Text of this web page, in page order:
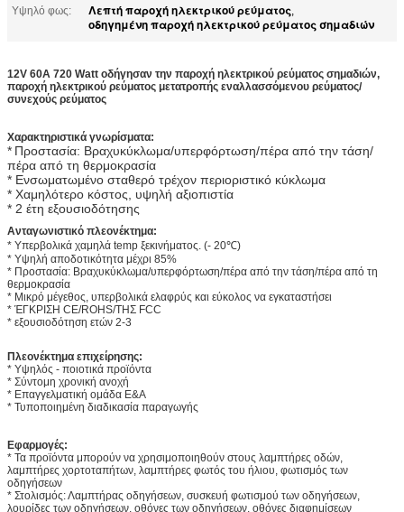
Υψηλό φως:
Λεπτή παροχή ηλεκτρικού ρεύματος,
οδηγημένη παροχή ηλεκτρικού ρεύματος σημαδιών
12V 60A 720 Watt οδήγησαν την παροχή ηλεκτρικού ρεύματος σημαδιών,
παροχή ηλεκτρικού ρεύματος μετατροπής εναλλασσόμενου ρεύματος/
συνεχούς ρεύματος
Χαρακτηριστικά γνωρίσματα:
* Προστασία: Βραχυκύκλωμα/υπερφόρτωση/πέρα από την τάση/
πέρα από τη θερμοκρασία
* Ενσωματωμένο σταθερό τρέχον περιοριστικό κύκλωμα
* Χαμηλότερο κόστος, υψηλή αξιοπιστία
* 2 έτη εξουσιοδότησης
Ανταγωνιστικό πλεονέκτημα:
* Υπερβολικά χαμηλά temp ξεκινήματος. (- 20℃)
* Υψηλή αποδοτικότητα μέχρι 85%
* Προστασία: Βραχυκύκλωμα/υπερφόρτωση/πέρα από την τάση/πέρα από τη
θερμοκρασία
* Μικρό μέγεθος, υπερβολικά ελαφρύς και εύκολος να εγκαταστήσει
* ΈΓΚΡΙΣΗ CE/ROHS/ΤΗΣ FCC
* εξουσιοδότηση ετών 2-3
Πλεονέκτημα επιχείρησης:
* Υψηλός - ποιοτικά προϊόντα
* Σύντομη χρονική ανοχή
* Επαγγελματική ομάδα Ε&Α
* Τυποποιημένη διαδικασία παραγωγής
Εφαρμογές:
* Τα προϊόντα μπορούν να χρησιμοποιηθούν στους λαμπτήρες οδών,
λαμπτήρες χορτοταπήτων, λαμπτήρες φωτός του ήλιου, φωτισμός των
οδηγήσεων
* Στολισμός: Λαμπτήρας οδηγήσεων, συσκευή φωτισμού των οδηγήσεων,
λουρίδες των οδηγήσεων, οθόνες των οδηγήσεων, οθόνες διαφημίσεων